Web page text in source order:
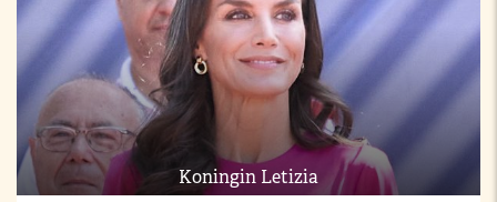
Koningin Letizia